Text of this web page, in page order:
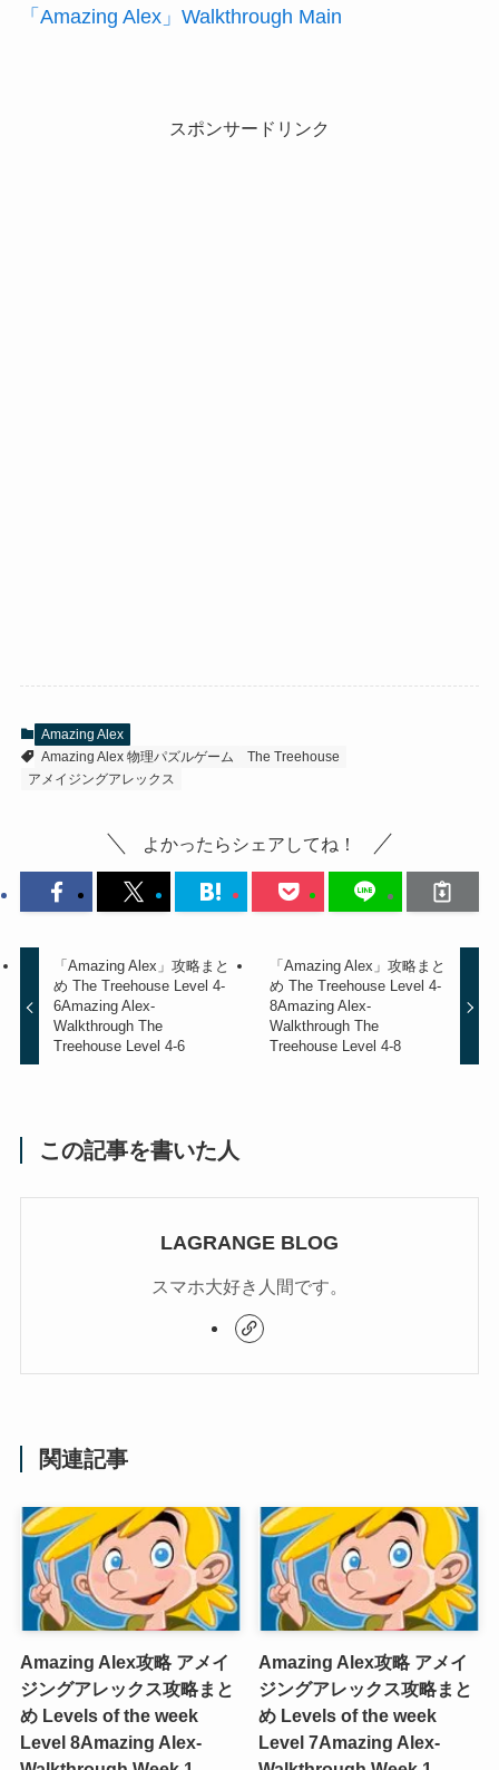
「Amazing Alex」Walkthrough Main
スポンサードリンク
Amazing Alex
Amazing Alex 物理パズルゲーム
The Treehouse
アメイジングアレックス
よかったらシェアしてね！
「Amazing Alex」攻略まと
め The Treehouse Level 4-
6Amazing Alex-
Walkthrough The
Treehouse Level 4-6
「Amazing Alex」攻略まと
め The Treehouse Level 4-
8Amazing Alex-
Walkthrough The
Treehouse Level 4-8
この記事を書いた人
LAGRANGE BLOG
スマホ大好き人間です。
関連記事
Amazing Alex攻略 アメイ
ジングアレックス攻略まと
め Levels of the week
Level 8Amazing Alex-
Amazing Alex攻略 アメイ
ジングアレックス攻略まと
め Levels of the week
Level 7Amazing Alex-